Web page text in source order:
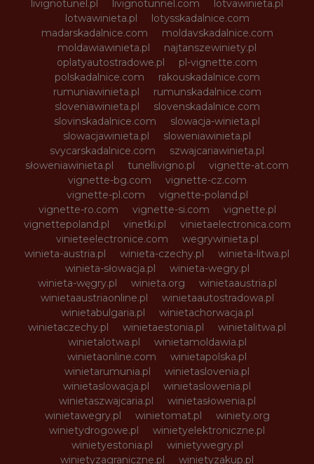
livignotunel.pl
livignotunnel.com
lotvawinieta.pl
lotwawinieta.pl
lotysskadalnice.com
madarskadalnice.com
moldavskadalnice.com
moldawiawinieta.pl
najtanszewiniety.pl
oplatyautostradowe.pl
pl-vignette.com
polskadalnice.com
rakouskadalnice.com
rumuniawinieta.pl
rumunskadalnice.com
sloveniawinieta.pl
slovenskadalnice.com
slovinskadalnice.com
slowacja-winieta.pl
slowacjawinieta.pl
sloweniawinieta.pl
svycarskadalnice.com
szwajcariawinieta.pl
słoweniawinieta.pl
tunellivigno.pl
vignette-at.com
vignette-bg.com
vignette-cz.com
vignette-pl.com
vignette-poland.pl
vignette-ro.com
vignette-si.com
vignette.pl
vignettepoland.pl
vinetki.pl
vinietaelectronica.com
vinieteelectronice.com
wegrywinieta.pl
winieta-austria.pl
winieta-czechy.pl
winieta-litwa.pl
winieta-słowacja.pl
winieta-wegry.pl
winieta-węgry.pl
winieta.org
winietaaustria.pl
winietaaustriaonline.pl
winietaautostradowa.pl
winietabulgaria.pl
winietachorwacja.pl
winietaczechy.pl
winietaestonia.pl
winietalitwa.pl
winietalotwa.pl
winietamoldawia.pl
winietaonline.com
winietapolska.pl
winietarumunia.pl
winietaslovenia.pl
winietaslowacja.pl
winietaslowenia.pl
winietaszwajcaria.pl
winietasłowenia.pl
winietawegry.pl
winietomat.pl
winiety.org
winietydrogowe.pl
winietyelektroniczne.pl
winietyestonia.pl
winietywegry.pl
winietyzagraniczne.pl
winietyzakup.pl